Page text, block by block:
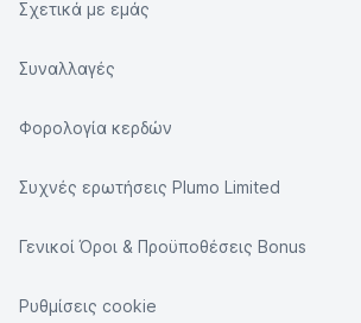
Σχετικά με εμάς
Συναλλαγές
Φορολογία κερδών
Συχνές ερωτήσεις Plumo Limited
Γενικοί Όροι & Προϋποθέσεις Bonus
Ρυθμίσεις cookie